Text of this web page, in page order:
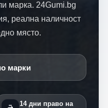
марка. 24Gumi.bg
реална наличност
място.
марки
14 дни право на